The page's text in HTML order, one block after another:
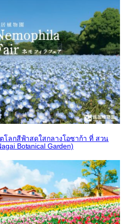
โลกสีฟ้าสดใสกลางโอซาก้า ที่ สวน
Botanical Garden)